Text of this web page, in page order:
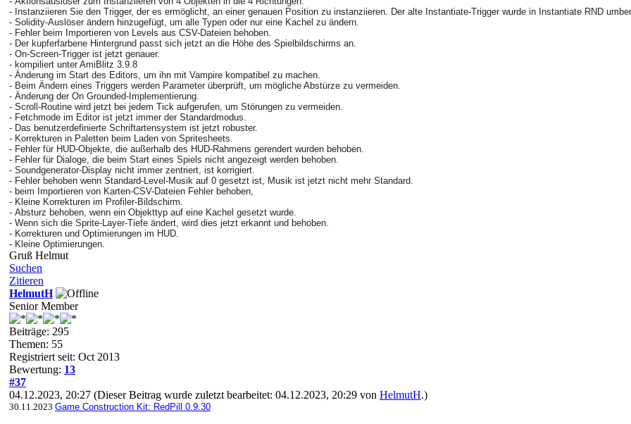
- Instanziieren Sie den Trigger, der es ermöglicht, an einer genauen Position zu instanziieren. Der alte Instantiate-Trigger wurde in Instantiate RND
- Solidity-Auslöser ändern hinzugefügt, um alle Typen oder nur eine Kachel zu ändern.
- Fehler beim Importieren von Levels aus CSV-Dateien behoben.
- Der kupferfarbene Hintergrund passt sich jetzt an die Höhe des Spielbildschirms an.
- On-Screen-Trigger ist jetzt genauer.
- kompiliert unter AmiBlitz 3.9.8
- Änderung im Start des Editors, um ihn mit Vampire kompatibel zu machen.
- Beim Ändern eines Triggers werden Parameter überprüft, um mögliche Abstürze zu vermeiden.
- Änderung der On Grounded-Implementierung.
- Scroll-Routine wird jetzt bei jedem Tick aufgerufen, um Störungen zu vermeiden.
- Fetchmode im Editor ist jetzt immer der Standardmodus.
- Das benutzerdefinierte Schriftartensystem ist jetzt robuster.
- Korrekturen in Paletten beim Laden von Spritesheets.
- Fehler für HUD-Objekte, die außerhalb des HUD-Rahmens gerendert wurden behoben.
- Fehler für Dialoge, die beim Start eines Spiels nicht angezeigt werden behoben
- Soundgenerator-Display nicht immer zentriert, ist korrigiert.
- Fehler behoben wenn Standard-Level-Musik auf 0 gesetzt ist, Musik ist jetzt nicht mehr Standard.
- beim Importieren von Karten-CSV-Dateien Fehler behoben,
- Kleine Korrekturen im Profiler-Bildschirm.
- Absturz behoben, wenn ein Objekttyp auf eine Kachel gesetzt wurde.
- Wenn sich die Sprite-Layer-Tiefe ändert, wird dies jetzt erkannt und behoben.
- Korrekturen und Optimierungen im HUD.
- Kleine Optimierungen.
Gruß Helmut
Suchen
Zitieren
HelmutH
Senior Member
Beiträge: 295
Themen: 55
Registriert seit: Oct 2013
Bewertung: 13
#37
04.12.2023, 20:27 (Dieser Beitrag wurde zuletzt bearbeitet: 04.12.2023, 20:29 von HelmutH.)
30.11.2023 Game Construction Kit: RedPill 0.9.30